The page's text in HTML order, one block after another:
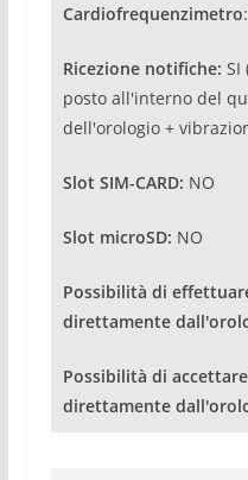
Cardiofrequenzimetro
Ricezione notifiche: SI
posto all'interno del
dell'orologio +
Slot SIM-CARD: NO
Slot microSD: NO
Possibilità di
direttamente
Possibilità di
direttamente